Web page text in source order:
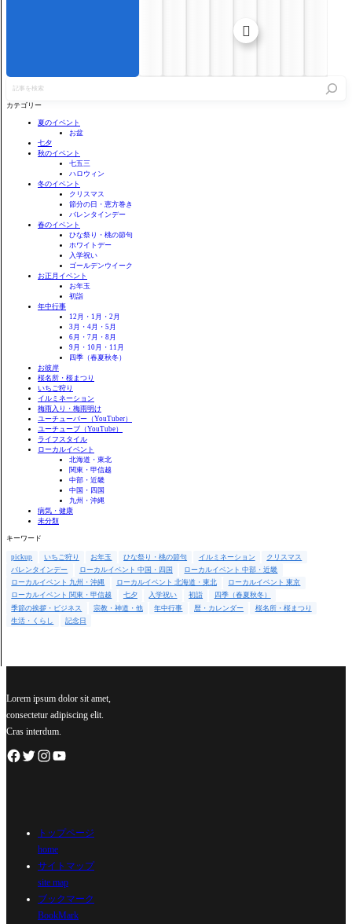
を
カテゴリー
夏のイベント
お盆
七夕
秋のイベント
七五三
ハロウィン
冬のイベント
クリスマス
節分の日・恵方巻き
バレンタインデー
春のイベント
ひな祭り・桃の節句
ホワイトデー
入学祝い
ゴールデンウイーク
お正月イベント
お年玉
初詣
年中行事
12月・1月・2月
3月・4月・5月
6月・7月・8月
9月・10月・11月
四季（春夏秋冬）
お彼岸
桜名所・桜まつり
いちご狩り
イルミネーション
梅雨入り・梅雨明け
ユーチューバー（YouTuber）
ユーチューブ（YouTube）
ライフスタイル
ローカルイベント
北海道・東北
関東・甲信越
中部・近畿
中国・四国
九州・沖縄
病気・健康
未分類
キーワード
pickup いちご狩り お年玉 ひな祭り・桃の節句 イルミネーション
クリスマス
バレンタインデー
ローカルイベント 中国・四国
ローカルイベント 中部・近畿
ローカルイベント 九州・沖縄
ローカルイベント 北海道・東北
ローカルイベント 東京
ローカルイベント 関東・甲信越
七夕 入学祝い 初詣
四季（春夏秋冬）
季節の挨拶・ビジネス
宗教・神道・他 年中行事 暦・カレンダー
桜名所・桜まつり
生活・くらし
記念日

Lorem ipsum dolor sit amet,
consectetur adipiscing elit.
Cras interdum.
トップページ
home
サイトマップ
site map
ブックマーク
BookMark